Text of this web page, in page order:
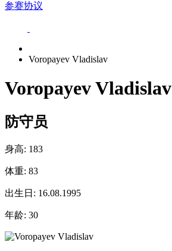
参赛协议
Voropayev Vladislav
Voropayev Vladislav
防守员
身高: 183
体重: 83
出生日: 16.08.1995
年龄: 30